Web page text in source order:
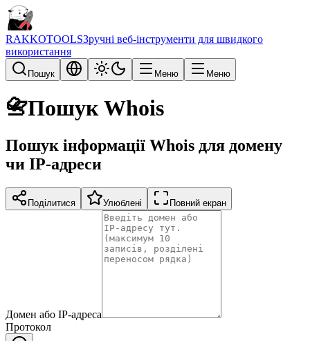
RAKKOTOOLSЗручні веб-інструменти для швидкого
використання
Пошук Меню Меню
📇Пошук Whois
Пошук інформації Whois для домену
чи IP-адреси
Поділитися Улюблені Повний екран
Домен або IP-адреса
Протокол